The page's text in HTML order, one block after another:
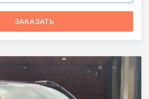
ЗАКАЗАТЬ